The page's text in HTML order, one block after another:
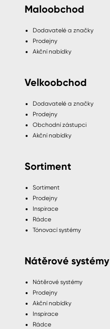
Maloobchod
Dodavatelé a značky
Prodejny
Akční nabídky
Velkoobchod
Dodavatelé a značky
Prodejny
Obchodní zástupci
Akční nabídky
Sortiment
Sortiment
Prodejny
Inspirace
Rádce
Tónovací systémy
Nátěrové systémy
Nátěrové systémy
Prodejny
Akční nabídky
Inspirace
Rádce